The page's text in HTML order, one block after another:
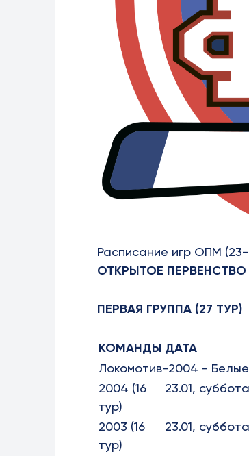
Расписание игр ОПМ
ОТКРЫТОЕ
ПЕРВАЯ ГРУППА (27 ТУР)
КОМАНДЫ ДАТА
Локомотив-2004 -
2004 (16
тур)
23.01, суббота
2003 (16
тур)
23.01, суббота